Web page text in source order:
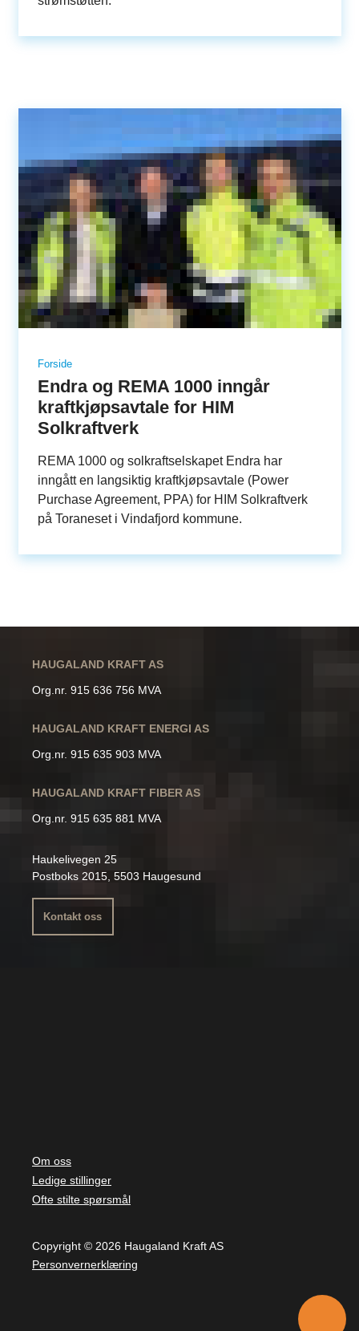
Forside
Endra og REMA 1000 inngår
kraftkjøpsavtale for HIM
Solkraftverk
REMA 1000 og solkraftselskapet Endra har
inngått en langsiktig kraftkjøpsavtale (Power
Purchase Agreement, PPA) for HIM Solkraftverk
på Toraneset i Vindafjord kommune.
Om oss
Ledige stillinger
Ofte stilte spørsmål
Copyright © 2026 Haugaland Kraft AS
Personvernerklæring
HAUGALAND KRAFT AS
Org.nr. 915 636 756 MVA
HAUGALAND KRAFT ENERGI AS
Org.nr. 915 635 903 MVA
HAUGALAND KRAFT FIBER AS
Org.nr. 915 635 881 MVA
Haukelivegen 25
Postboks 2015, 5503 Haugesund
Kontakt oss